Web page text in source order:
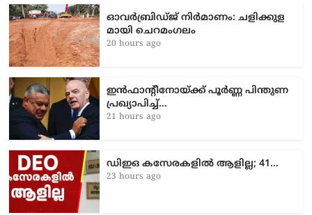
ഓവർബ്രിഡ്ജ് നിർമാണം: ച​ളി​ക്കു​ള​
മാ​യി ചെ​റ​മം​ഗ​ലം
20 hours ago
ഇൻഫാന്റീനോയ്ക്ക് പൂർണ്ണ പിന്തുണ
പ്രഖ്യാപിച്ച്…
21 hours ago
ഡിഇഒ കസേരകളില്‍ ആളില്ല; 41…
23 hours ago